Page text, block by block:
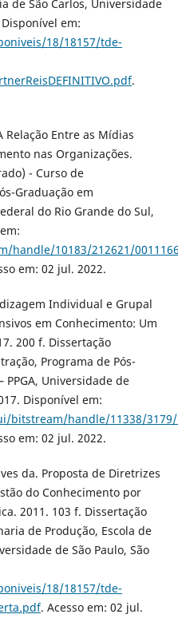
de São Carlos, Universidade
em:
18/18157/tde-
.
Relação Entre as Mídias
nas Organizações.
- Curso de
Graduação em
do Rio Grande do Sul,
10183/212621/
em: 02 jul. 2022.
Individual e Grupal
em Conhecimento: Um
200 f. Dissertação
Programa de Pós-
Universidade de
Disponível em:
handle/11338/3179/
em: 02 jul. 2022.
da. Proposta de Diretrizes
do Conhecimento por
2011. 103 f. Dissertação
de Produção, Escola de
de São Paulo, São
18/18157/tde-
. Acesso em: 02 jul.